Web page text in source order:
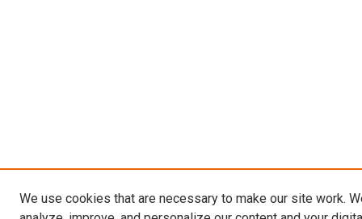
We use cookies that are necessary to make our site work.